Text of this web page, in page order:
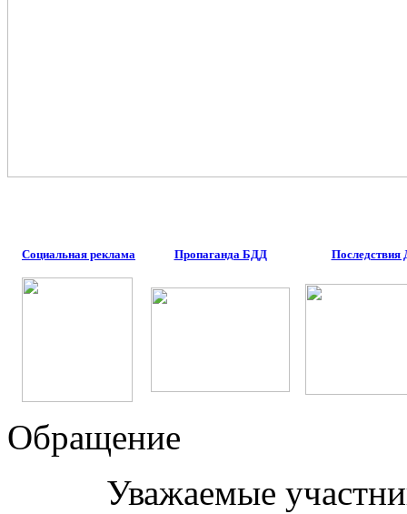
Социальная реклама Пропаганда БДД
Обращение
Уважаемые